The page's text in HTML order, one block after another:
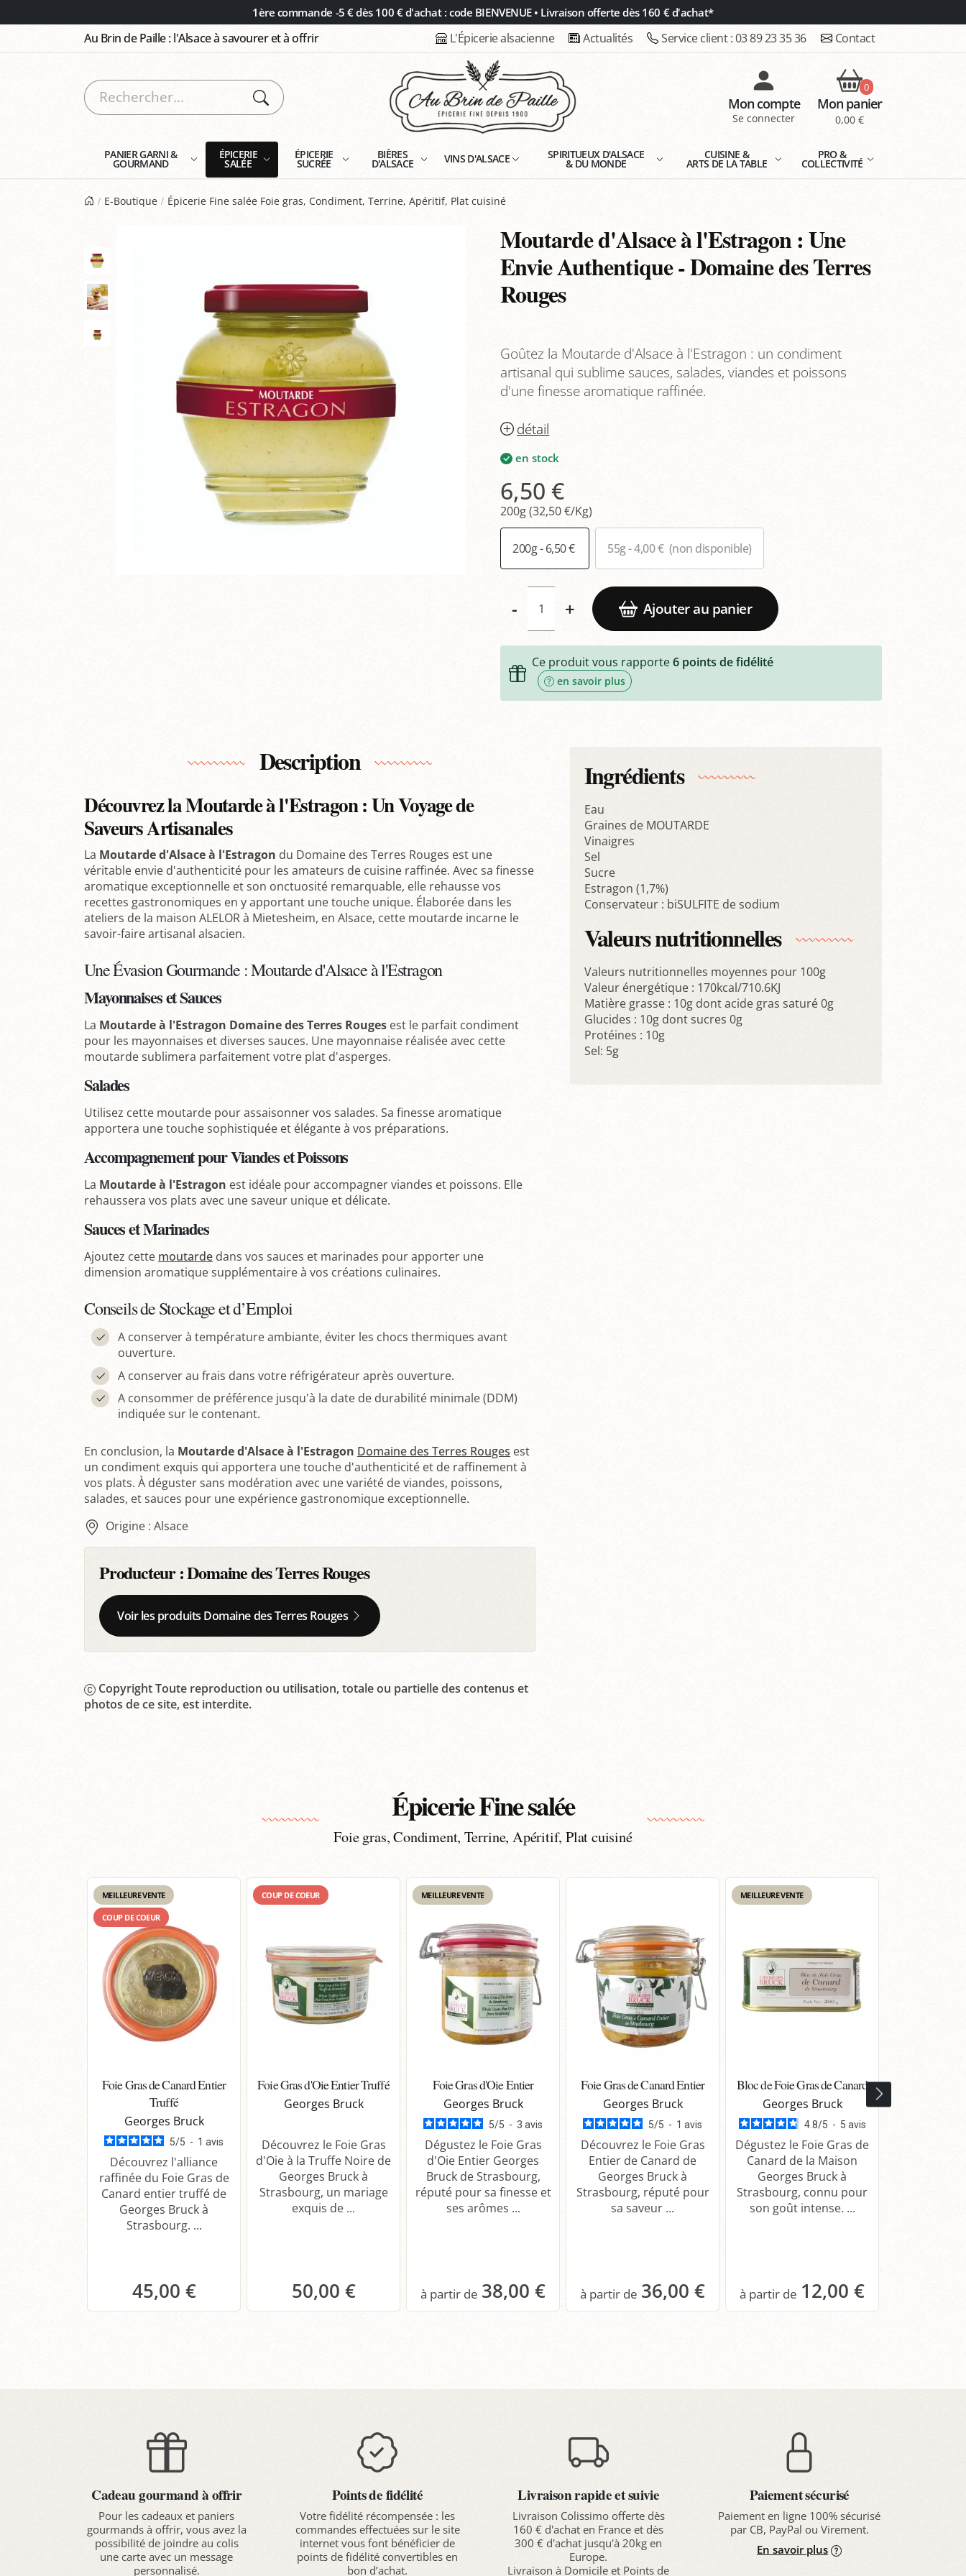
1ère commande -5 € dès 100 € d'achat : code BIENVENUE • Livraison offerte dès 160 € d'achat*
Au Brin de Paille : l'Alsace à savourer et à offrir L'Épicerie alsacienne Actualités Service client :03 89 23 35 36 Contact
Mon compte
Se connecter
0
Mon panier
0,00 €
PANIER GARNI &
GOURMAND
ÉPICERIE
SALÉE
ÉPICERIE
SUCRÉE
BIÈRES
D'ALSACE VINS D'ALSACE SPIRITUEUX D'ALSACE
& DU MONDE
CUISINE &
ARTS DE LA TABLE
PRO &
COLLECTIVITÉ
E-Boutique Épicerie Fine salée Foie gras, Condiment, Terrine, Apéritif, Plat cuisiné
Moutarde d'Alsace à l'Estragon : Une
Envie Authentique - Domaine des Terres
Rouges
Goûtez la Moutarde d'Alsace à l'Estragon : un condiment
artisanal qui sublime sauces, salades, viandes et poissons
d'une finesse aromatique raffinée.
détail
en stock
6,50 €
200g (32,50 €/Kg)
200g - 6,50 € 55g - 4,00 € (non disponible)
- + Ajouter au panier
Ce produit vous rapporte6points de fidélité
en savoir plus
Description
Découvrez la Moutarde à l'Estragon : Un Voyage de
Saveurs Artisanales
La Moutarde d'Alsace à l'Estragon du Domaine des Terres Rouges est une
véritable envie d'authenticité pour les amateurs de cuisine raffinée. Avec sa finesse
aromatique exceptionnelle et son onctuosité remarquable, elle rehausse vos
recettes gastronomiques en y apportant une touche unique. Élaborée dans les
ateliers de la maison ALELOR à Mietesheim, en Alsace, cette moutarde incarne le
savoir-faire artisanal alsacien.
Une Évasion Gourmande : Moutarde d'Alsace à l'Estragon
Mayonnaises et Sauces
La Moutarde à l'Estragon Domaine des Terres Rouges est le parfait condiment
pour les mayonnaises et diverses sauces. Une mayonnaise réalisée avec cette
moutarde sublimera parfaitement votre plat d'asperges.
Salades
Utilisez cette moutarde pour assaisonner vos salades. Sa finesse aromatique
apportera une touche sophistiquée et élégante à vos préparations.
Accompagnement pour Viandes et Poissons
La Moutarde à l'Estragon est idéale pour accompagner viandes et poissons. Elle
rehaussera vos plats avec une saveur unique et délicate.
Sauces et Marinades
Ajoutez cette moutarde dans vos sauces et marinades pour apporter une
dimension aromatique supplémentaire à vos créations culinaires.
Conseils de Stockage et d’Emploi
A conserver à température ambiante, éviter les chocs thermiques avant
ouverture.
A conserver au frais dans votre réfrigérateur après ouverture.
A consommer de préférence jusqu'à la date de durabilité minimale (DDM)
indiquée sur le contenant.
En conclusion, la Moutarde d'Alsace à l'Estragon Domaine des Terres Rouges est
un condiment exquis qui apportera une touche d'authenticité et de raffinement à
vos plats. À déguster sans modération avec une variété de viandes, poissons,
salades, et sauces pour une expérience gastronomique exceptionnelle.
Origine : Alsace
Producteur :Domaine des Terres Rouges
Voir les produits Domaine des Terres Rouges
Copyright Toute reproduction ou utilisation, totale ou partielle des contenus et
photos de ce site, est interdite.
Ingrédients
Eau
Graines de MOUTARDE
Vinaigres
Sel
Sucre
Estragon (1,7%)
Conservateur : biSULFITE de sodium
Valeurs nutritionnelles
Valeurs nutritionnelles moyennes pour 100g
Valeur énergétique : 170kcal/710.6KJ
Matière grasse : 10g dont acide gras saturé 0g
Glucides : 10g dont sucres 0g
Protéines : 10g
Sel: 5g
Épicerie Fine salée
Foie gras, Condiment, Terrine, Apéritif, Plat cuisiné
MEILLEURE VENTE
COUP DE COEUR
Foie Gras de Canard Entier
Truffé
Georges Bruck
5/5 - 1 avis
Découvrez l'alliance
raffinée du Foie Gras de
Canard entier truffé de
Georges Bruck à
Strasbourg. ...
45,00 €
COUP DE COEUR
Foie Gras d'Oie Entier Truffé
Georges Bruck
Découvrez le Foie Gras
d'Oie à la Truffe Noire de
Georges Bruck à
Strasbourg, un mariage
exquis de ...
50,00 €
MEILLEURE VENTE
Foie Gras d'Oie Entier
Georges Bruck
5/5 - 3 avis
Dégustez le Foie Gras
d'Oie Entier Georges
Bruck de Strasbourg,
réputé pour sa finesse et
ses arômes ...
38,00 €
Foie Gras de Canard Entier
Georges Bruck
5/5 - 1 avis
Découvrez le Foie Gras
Entier de Canard de
Georges Bruck à
Strasbourg, réputé pour
sa saveur ...
36,00 €
MEILLEURE VENTE
Bloc de Foie Gras de Canard
Georges Bruck
4.8/5 - 5 avis
Dégustez le Foie Gras de
Canard de la Maison
Georges Bruck à
Strasbourg, connu pour
son goût intense. ...
12,00 €
Cadeau gourmand à offrir
Pour les cadeaux et paniers
gourmands à offrir, vous avez la
possibilité de joindre au colis
une carte avec un message
personnalisé.
Points de fidélité
Votre fidélité récompensée : les
commandes effectuées sur le site
internet vous font bénéficier de
points de fidélité convertibles en
bon d’achat.
Livraison rapide et suivie
Livraison Colissimo offerte dès
160 € d'achat en France et dès
300 € d'achat jusqu'à 20kg en
Europe.
Livraison à Domicile et Points de
Paiement sécurisé
Paiement en ligne 100% sécurisé
par CB, PayPal ou Virement.
En savoir plus